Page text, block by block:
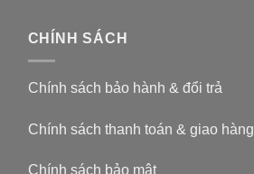
CHÍNH SÁCH
Chính sách bảo hành & đổi trả
Chính sách thanh toán & giao hàng
Chính sách bảo mật